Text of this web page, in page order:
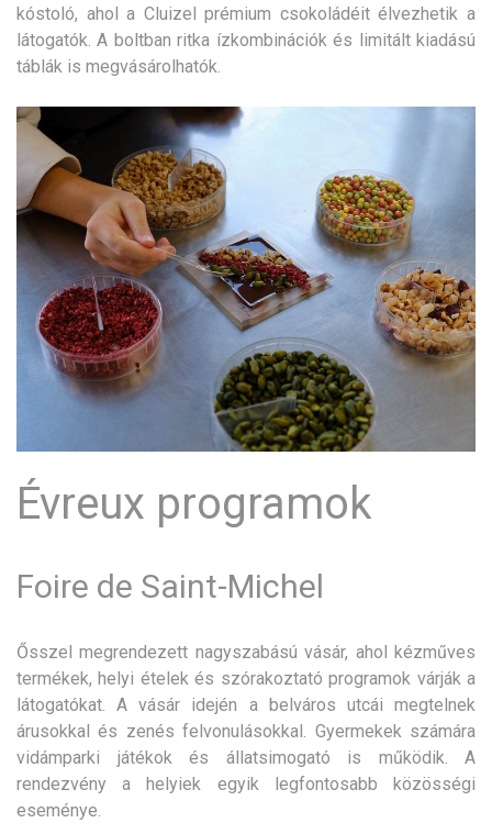
kóstoló, ahol a Cluizel prémium csokoládéit élvezhetik a
látogatók. A boltban ritka ízkombinációk és limitált kiadású
táblák is megvásárolhatók.
Évreux programok
Foire de Saint-Michel
Ősszel megrendezett nagyszabású vásár, ahol kézműves
termékek, helyi ételek és szórakoztató programok várják a
látogatókat. A vásár idején a belváros utcái megtelnek
árusokkal és zenés felvonulásokkal. Gyermekek számára
vidámparki játékok és állatsimogató is működik. A
rendezvény a helyiek egyik legfontosabb közösségi
eseménye.